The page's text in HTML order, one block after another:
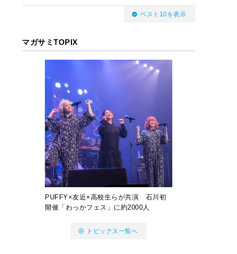
ベスト10を表示
マガサミTOPIX
PUFFY×友近×高校生らが共演 石川初
開催「わっかフェス」に約2000人
トピックス一覧へ